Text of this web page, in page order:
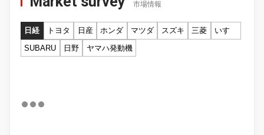
市場情報
日経 トヨタ 日産 ホンダ マツダ スズキ 三菱
いすゞ
SUBARU
日野 ヤマハ発動機